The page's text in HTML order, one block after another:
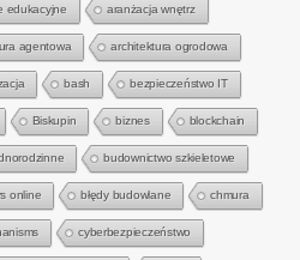
edukacyjne aranżacja wnętrz
agentowa architektura ogrodowa
bash bezpieczeństwo IT
Biskupin biznes blockchain
budownictwo szkieletowe
online błędy budowlane chmura
cyberbezpieczeństwo